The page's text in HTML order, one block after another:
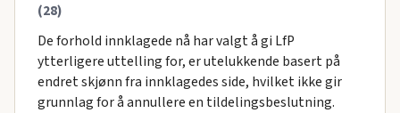
(28)
De forhold innklagede nå har valgt å gi LfP
ytterligere uttelling for, er utelukkende basert på
endret skjønn fra innklagedes side, hvilket ikke gir
grunnlag for å annullere en tildelingsbeslutning.